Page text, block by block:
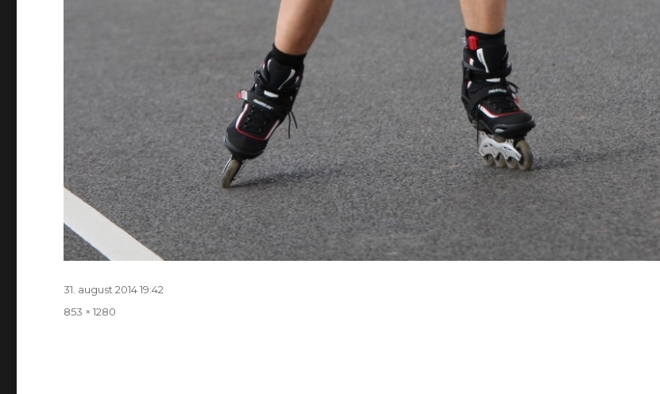
Postitatud
31. august 2014 19:42
Täissuurus
853 × 1280